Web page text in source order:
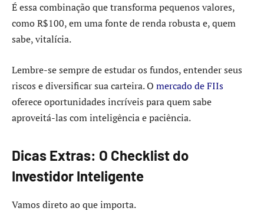
É essa combinação que transforma pequenos valores,
como R$100, em uma fonte de renda robusta e, quem
sabe, vitalícia.
Lembre-se sempre de estudar os fundos, entender seus
riscos e diversificar sua carteira. O mercado de FIIs
oferece oportunidades incríveis para quem sabe
aproveitá-las com inteligência e paciência.
Dicas Extras: O Checklist do
Investidor Inteligente
Vamos direto ao que importa.